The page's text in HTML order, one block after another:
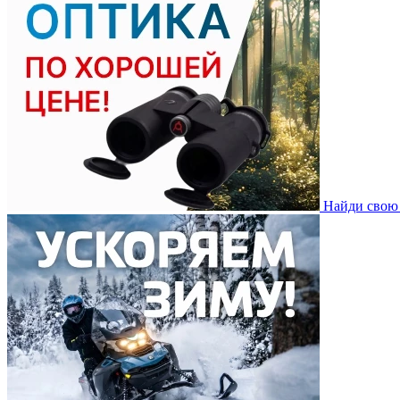
Найди свою